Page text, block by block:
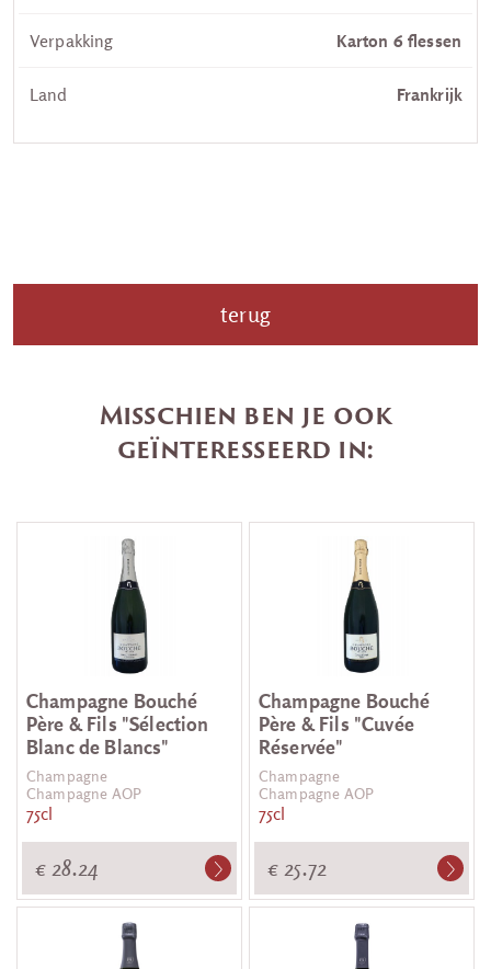
Verpakking Karton 6 flessen
Land Frankrijk
terug
Misschien ben je ook
geïnteresseerd in:
Champagne Bouché
Père & Fils "Sélection
Blanc de Blancs"
Champagne
Champagne AOP
75cl
€ 28.24
Champagne Bouché
Père & Fils "Cuvée
Réservée"
Champagne
Champagne AOP
75cl
€ 25.72